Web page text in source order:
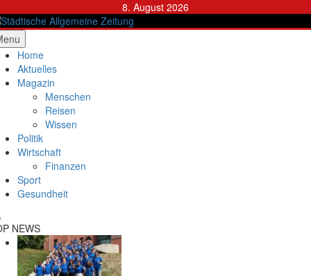
to
content
8. August 2026
Allgemeine Zeitung
Home
Aktuelles
Magazin
Menschen
Reisen
Wissen
Politik
Wirtschaft
Finanzen
Sport
Gesundheit
NEWS